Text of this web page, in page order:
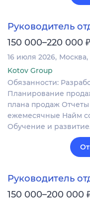
Руководитель
150 000–220 000 ₽
16 июля 2026 Москва
Kotov Group
Обязанности:
Планирование
плана продаж
ежемесячные Найм
Обучение и
Руководитель
150 000–200 000